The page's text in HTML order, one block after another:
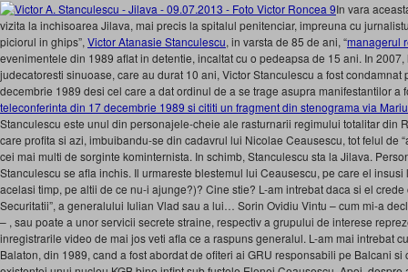
In vara
vizita la inchisoarea Jilava, mai precis la spitalul penitenciar, impreuna cu
piciorul in ghips”, Victor Atanasie Stanculescu, in varsta de 85 de ani, “managerul
evenimentele din 1989 aflat in detentie, incaltat cu o pedeapsa de 15 ani. In
judecatoresti sinuoase, care au durat 10 ani, Victor Stanculescu a fost
decembrie 1989 desi cel care a dat ordinul de a se trage asupra manifestantilor a
teleconferinta din 17 decembrie 1989 si cititi un fragment din stenograma via
Stanculescu este unul din personajele-cheie ale rasturnarii regimului totalitar din
care profita si azi, imbuibandu-se din cadavrul lui Nicolae Ceausescu, tot felul de
cei mai multi de sorginte kominternista. In schimb, Stanculescu sta la Jilava.
Stanculescu se afla inchis. Il urmareste blestemul lui Ceausescu, pe care el
acelasi timp, pe altii de ce nu-i ajunge?)? Cine stie? L-am intrebat daca si el crede
Securitatii”, a generalului Iulian Vlad sau a lui… Sorin Ovidiu Vintu – cum mi-a
– , sau poate a unor servicii secrete straine, respectiv a grupului de interese
inregistrarile video de mai jos veti afla ce a raspuns generalul. L-am mai intrebat
Balaton, din 1989, cand a fost abordat de ofiteri ai GRU responsabili pe Balcani